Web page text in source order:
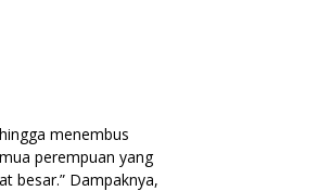
menembus
perempuan yang
besar.” Dampaknya,